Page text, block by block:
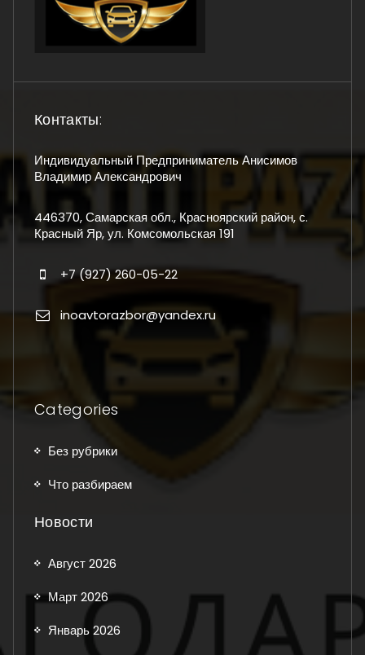
Контакты:
Индивидуальный Предприниматель Анисимов
Владимир Александрович
446370, Самарская обл., Красноярский район, с.
Красный Яр, ул. Комсомольская 191
+7 (927) 260-05-22
inoavtorazbor@yandex.ru
Categories
Без рубрики
Что разбираем
Новости
Август 2026
Март 2026
Январь 2026